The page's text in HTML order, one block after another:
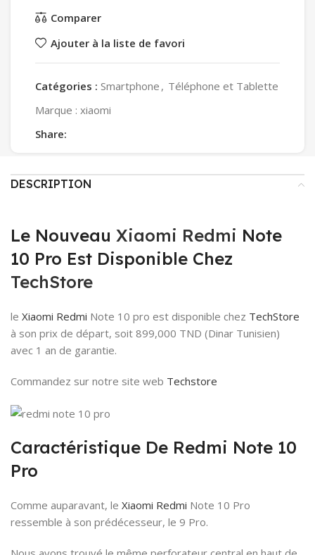
Comparer
Ajouter à la liste de favori
Catégories : Smartphone , Téléphone et Tablette
Marque : xiaomi
Share:
DESCRIPTION
Le Nouveau Xiaomi Redmi Note
10 Pro Est Disponible Chez
TechStore
le Xiaomi Redmi Note 10 pro est disponible chez TechStore
à son prix de départ, soit 899,000 TND (Dinar Tunisien)
avec 1 an de garantie.
Commandez sur notre site web Techstore
Caractéristique De Redmi Note 10
Pro
Comme auparavant, le Xiaomi Redmi Note 10 Pro
ressemble à son prédécesseur, le 9 Pro.